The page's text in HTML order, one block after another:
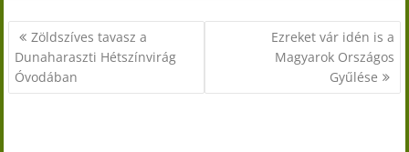
Bejegyzés
navigáció
Zöldszíves tavasz a
Dunaharaszti Hétszínvirág
Óvodában
Ezreket vár idén is a
Magyarok Országos
Gyűlése